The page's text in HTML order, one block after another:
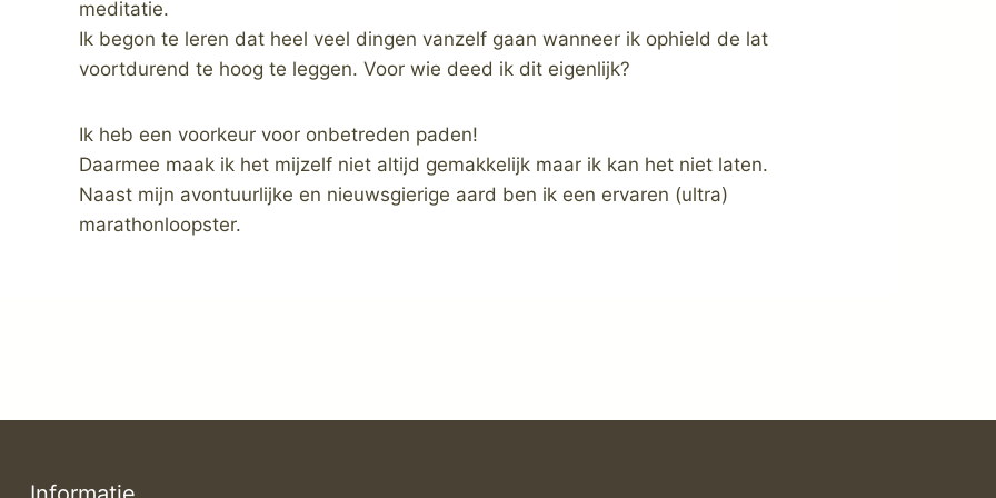
meditatie.
Ik begon te leren dat heel veel dingen vanzelf gaan wanneer ik ophield de lat
voortdurend te hoog te leggen. Voor wie deed ik dit eigenlijk?
Ik heb een voorkeur voor onbetreden paden!
Daarmee maak ik het mijzelf niet altijd gemakkelijk maar ik kan het niet laten.
Naast mijn avontuurlijke en nieuwsgierige aard ben ik een ervaren (ultra)
marathonloopster.